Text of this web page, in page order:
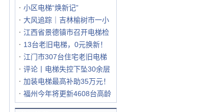
小区电梯“焕新记”
大风追踪｜吉林榆树市一小
江西省景德镇市召开电梯检
13台老旧电梯，0元换新！
江门市307台住宅老旧电梯
评论丨电梯失控下坠30余层
加装电梯最高补助35万元！
福州今年将更新4608台高龄